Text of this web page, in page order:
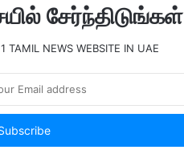
சேர்ந்திடுங்கள்
TAMIL NEWS WEBSITE IN UAE